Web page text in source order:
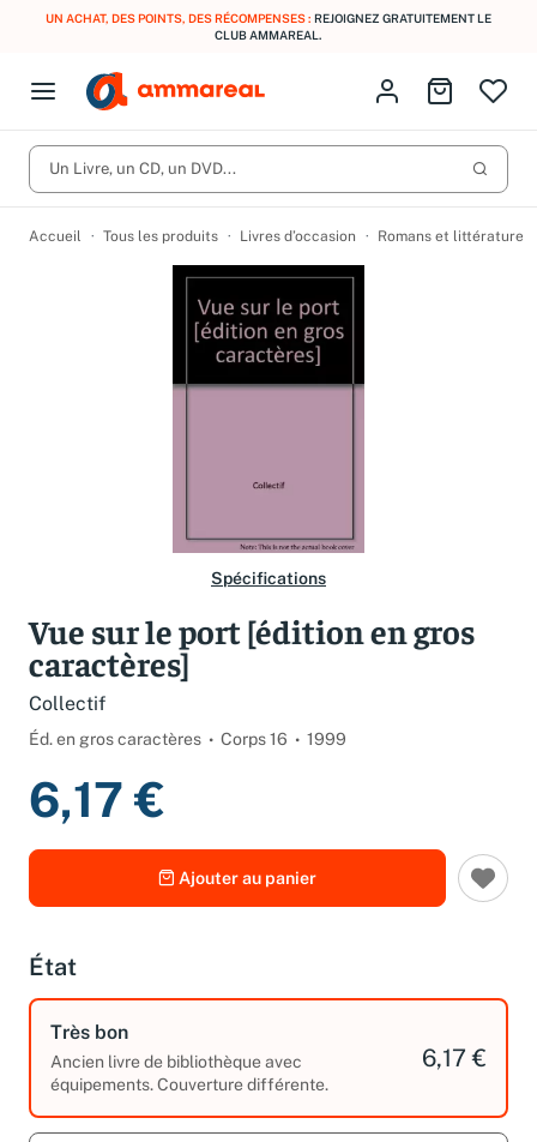
UN ACHAT, DES POINTS, DES RÉCOMPENSES : REJOIGNEZ GRATUITEMENT LE
CLUB AMMAREAL.
Open menu
Fermer le menu
CD d'occasion
Vinyles d'occasion
Produits Catégories
Vous n'avez pas trouvé l'article que vous cherchiez ?
Activez les notifications dans votre compte pour être alerté dès
Identifiez-vous
Aller au
Un Livre, un CD, un DVD...
Accueil Tous les produits Livres d’occasion Romans et littérature
Spécifications
Vue sur le port [édition en gros
caractères]
Collectif
Éd. en gros caractères Corps 16 1999
6,17 €
Ajouter au panier
État
Très bon
Ancien livre de bibliothèque avec
équipements. Couverture différente.
6,17 €